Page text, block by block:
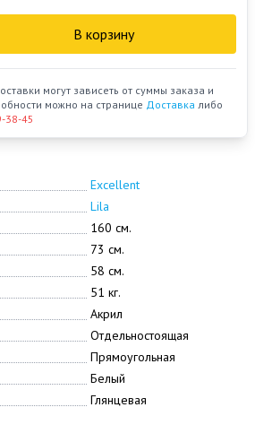
Excellent
Lila
160 см.
73 см.
58 см.
51 кг.
Акрил
Отдельностоящая
Прямоугольная
Белый
Глянцевая
В корзину
могут зависеть от суммы заказа и
можно на странице Доставка либо
38-45